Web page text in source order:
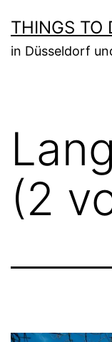
Inhalt
springen
THINGS TO
in Düsseldorf
(2